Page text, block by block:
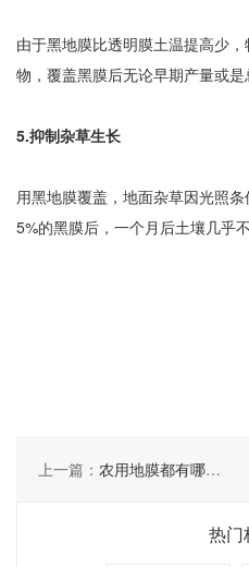
由于黑地膜比透明膜土温提高少
物，覆盖黑膜后无论早期产量或是
5.抑制杂草生长
用黑地膜覆盖，地面杂草因光照
5%的黑膜后，一个月后土壤几乎不
上一篇： 农用地膜都有哪些作用
热门